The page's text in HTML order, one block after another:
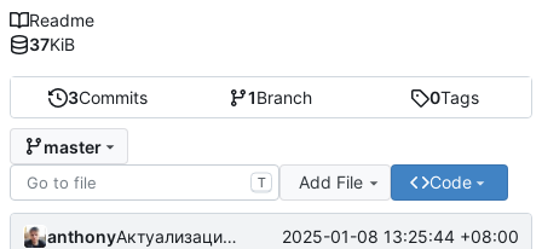
3Commits 1Branch 0Tags
master
T Add File Code
anthony Актуализация версий 2025-01-08 13:25:44 +08:00
Readme
37KiB